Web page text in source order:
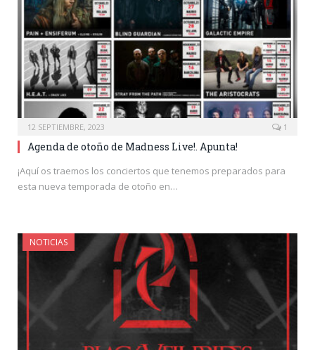
12 SEPTIEMBRE, 2023 1
Agenda de otoño de Madness Live!. Apunta!
¡Aquí os traemos los conciertos que tenemos preparados para
esta nueva temporada de otoño en…
NOTICIAS